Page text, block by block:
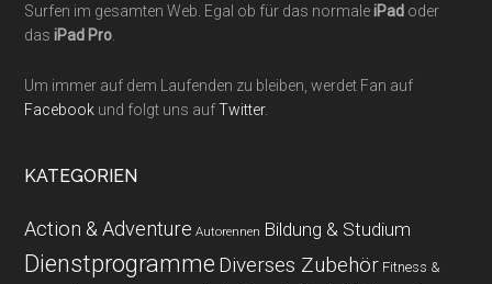
Surfen im gesamten Web. Egal ob für das normaleiPad oder
dasiPad Pro
Um immer auf dem Laufenden zu bleiben, werdet Fan auf
Facebook und folgt uns aufTwitter.
KATEGORIEN
Action & Adventure Autorennen Bildung & Studium
Dienstprogramme Diverses Zubehör Fitness &